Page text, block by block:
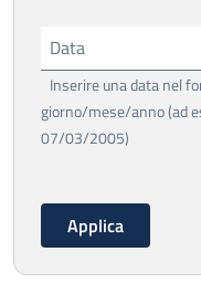
Data
Inserire una data nel
giorno/mese/anno (ad
07/03/2005)